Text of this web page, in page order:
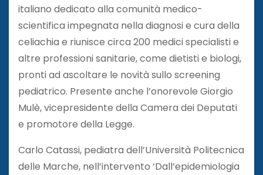
italiano dedicato alla comunità medico-
scientifica impegnata nella diagnosi e cura della
celiachia e riunisce circa 200 medici specialisti e
altre professioni sanitarie, come dietisti e biologi,
pronti ad ascoltare le novità sullo screening
pediatrico. Presente anche l’onorevole Giorgio
Mulè, vicepresidente della Camera dei Deputati
e promotore della Legge.
Carlo Catassi, pediatra dell’Università Politecnica
delle Marche, nell’intervento ‘Dall’epidemiologia